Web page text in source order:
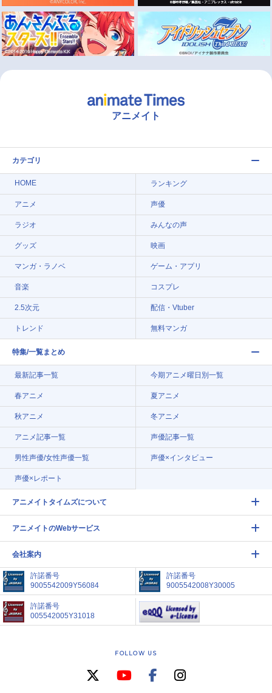
アニメイト
カテゴリ
HOME ランキング
アニメ 声優
ラジオ みんなの声
グッズ 映画
マンガ・ラノベ ゲーム・アプリ
音楽 コスプレ
2.5次元 配信・Vtuber
トレンド 無料マンガ
特集/一覧まとめ
最新記事一覧 今期アニメ曜日別一覧
春アニメ 夏アニメ
秋アニメ 冬アニメ
アニメ記事一覧 声優記事一覧
男性声優/女性声優一覧 声優×インタビュー
声優×レポート
アニメイトタイムズについて
アニメイトのWebサービス
会社案内
許諾番号
9005542009Y56084
許諾番号
9005542008Y30005
許諾番号
005542005Y31018
FOLLOW US